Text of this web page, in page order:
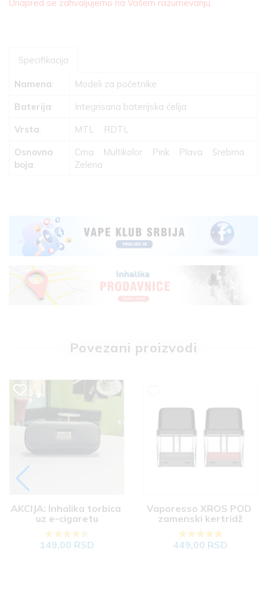
Unapred se zahvaljujemo na Vašem razumevanju.
Specifikacija
Namena:
Modeli za početnike
Baterija:
Integrisana baterijska ćelija
Vrsta: MTL
RDTL
Osnovna
boja:
Crna Multikolor Pink Plava
Srebrna
Zelena
Povezani proizvodi
AKCIJA: Inhalika torbica
uz e-cigaretu
149,00 RSD
Vaporesso XROS POD
zamenski kertridž
449,00 RSD